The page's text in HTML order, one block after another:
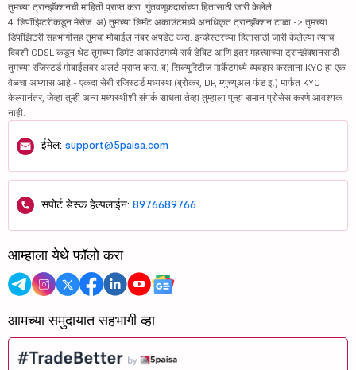
तुमच्या ट्रान्झॅक्शनची माहिती प्राप्त करा. गुंतवणूकदारांच्या हितासाठी जारी केलेले.
4. डिपॉझिटरीकडून मेसेज: अ) तुमच्या डिमॅट अकाउंटमध्ये अनधिकृत ट्रान्झॅक्शन टाळा -> तुमच्या
डिपॉझिटरी सहभागीसह तुमचा मोबाईल नंबर अपडेट करा. इन्व्हेस्टरच्या हितासाठी जारी केलेल्या त्याच
दिवशी CDSL कडून थेट तुमच्या डिमॅट अकाउंटमध्ये सर्व डेबिट आणि इतर महत्त्वाच्या ट्रान्झॅक्शनसाठी
तुमच्या रजिस्टर्ड मोबाईलवर अलर्ट प्राप्त करा. ब) सिक्युरिटीज मार्केटमध्ये व्यवहार करताना KYC हा एक
वेळचा अभ्यास आहे - एकदा सेबी रजिस्टर्ड मध्यस्थ (ब्रोकर, DP, म्युच्युअल फंड इ.) मार्फत KYC
केल्यानंतर, जेव्हा तुम्ही अन्य मध्यस्थीशी संपर्क साधता तेव्हा तुम्हाला पुन्हा समान प्रोसेस करणे आवश्यक
नाही.
ईमेल: support@5paisa.com
सपोर्ट डेस्क हेल्पलाईन: 8976689766
आम्हाला येथे फॉलो करा
आमच्या समुदायात सहभागी व्हा